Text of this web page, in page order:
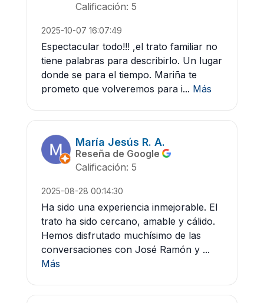
Calificación: 5
2025-10-07 16:07:49
Espectacular todo!!! ,el trato familiar no
tiene palabras para describirlo. Un lugar
donde se para el tiempo. Mariña te
prometo que volveremos para i... Más
María Jesús R. A.
Reseña de Google
Calificación: 5
2025-08-28 00:14:30
Ha sido una experiencia inmejorable. El
trato ha sido cercano, amable y cálido.
Hemos disfrutado muchísimo de las
conversaciones con José Ramón y ...
Más